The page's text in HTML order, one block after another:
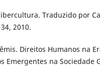
Traduzido por
2010.
Direitos Humanos na
Emergentes na Sociedade